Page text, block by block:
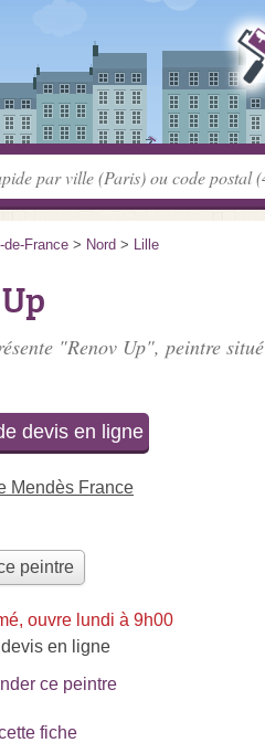
de-France > Nord > Lille
"Renov Up", peintre situé
devis en ligne
Mendès France
peintre
ouvre lundi à 9h00
devis en ligne
ce peintre
fiche